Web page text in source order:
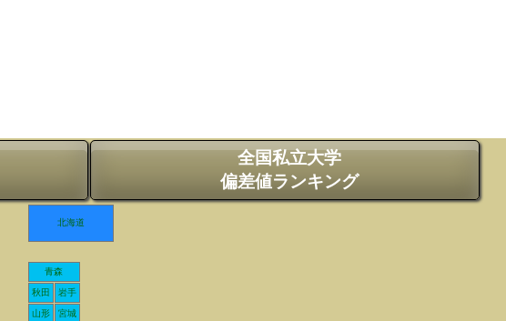
全国私立大学
偏差値ランキング
北海道
青森
秋田 岩手
山形 宮城